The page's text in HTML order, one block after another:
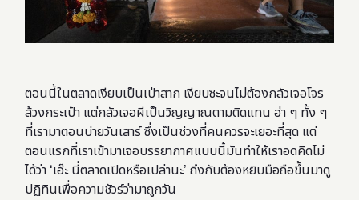
ตอนนี้ในตลาดเงียบเป็นเป่าสาก เงียบซะจนไม่ต้องกลัวเจอโจร
ล้วงกระเป๋า แต่กลัวเจอผีเป็นวิญญาณตามติดแทน ฮ่า ๆ ทั้ง ๆ
ที่เรามาตอนบ่ายวันเสาร์ ซึ่งเป็นช่วงที่คนควรจะเยอะที่สุด แต่
ตอนแรกที่เราเข้ามาเจอบรรยากาศแบบนี้มันทำให้เราอดคิดไม่
ได้ว่า ‘เอ๊ะ นี่ตลาดเปิดหรือเปล่านะ’ ถึงกับต้องหยิบมือถือขึ้นมาดู
ปฏิทินเพื่อความชัวร์ว่ามาถูกวัน